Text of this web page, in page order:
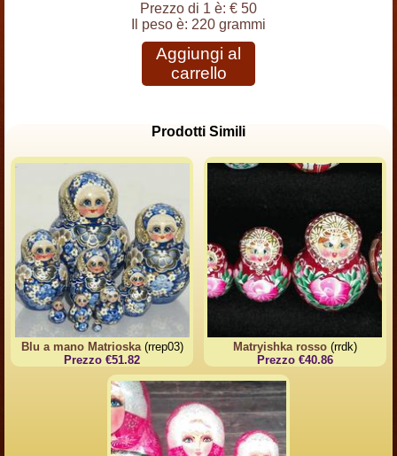
Prezzo di 1 è: € 50
Il peso è: 220 grammi
Aggiungi al
carrello
Prodotti Simili
Blu a mano Matrioska(rrep03)
Prezzo €51.82
Matryishka rosso(rrdk)
Prezzo €40.86